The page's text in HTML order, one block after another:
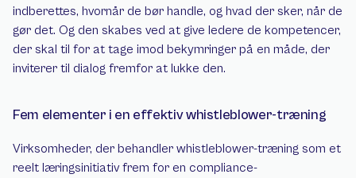
indberettes, hvornår de bør handle, og hvad der sker, når de
gør det. Og den skabes ved at give ledere de kompetencer,
der skal til for at tage imod bekymringer på en måde, der
inviterer til dialog fremfor at lukke den.
Fem elementer i en effektiv whistleblower-træning
Virksomheder, der behandler whistleblower-træning som et
reelt læringsinitiativ frem for en compliance-